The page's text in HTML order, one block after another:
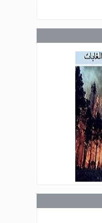
العامة
المدني
العامة
المدني